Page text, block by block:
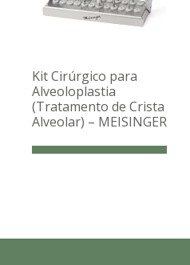
Kit Cirúrgico para
Alveoloplastia
(Tratamento de Crista
Alveolar) – MEISINGER